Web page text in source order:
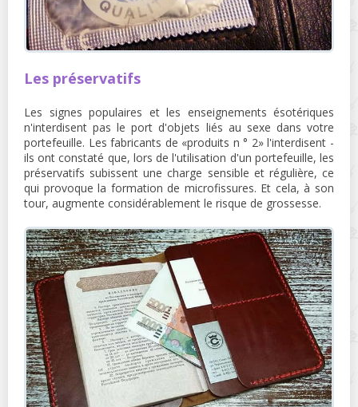
Les préservatifs
Les signes populaires et les enseignements ésotériques
n'interdisent pas le port d'objets liés au sexe dans votre
portefeuille. Les fabricants de «produits n ° 2» l'interdisent -
ils ont constaté que, lors de l'utilisation d'un portefeuille, les
préservatifs subissent une charge sensible et régulière, ce
qui provoque la formation de microfissures. Et cela, à son
tour, augmente considérablement le risque de grossesse.